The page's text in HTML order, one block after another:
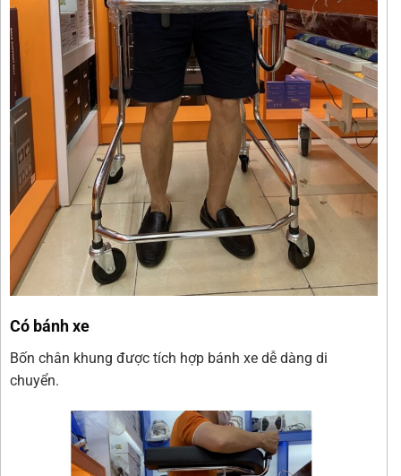
Có bánh xe
Bốn chân khung được tích hợp bánh xe dễ dàng di
chuyển.